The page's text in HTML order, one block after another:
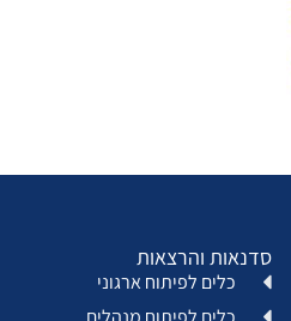
סדנאות והרצאות
כלים לפיתוח ארגוני